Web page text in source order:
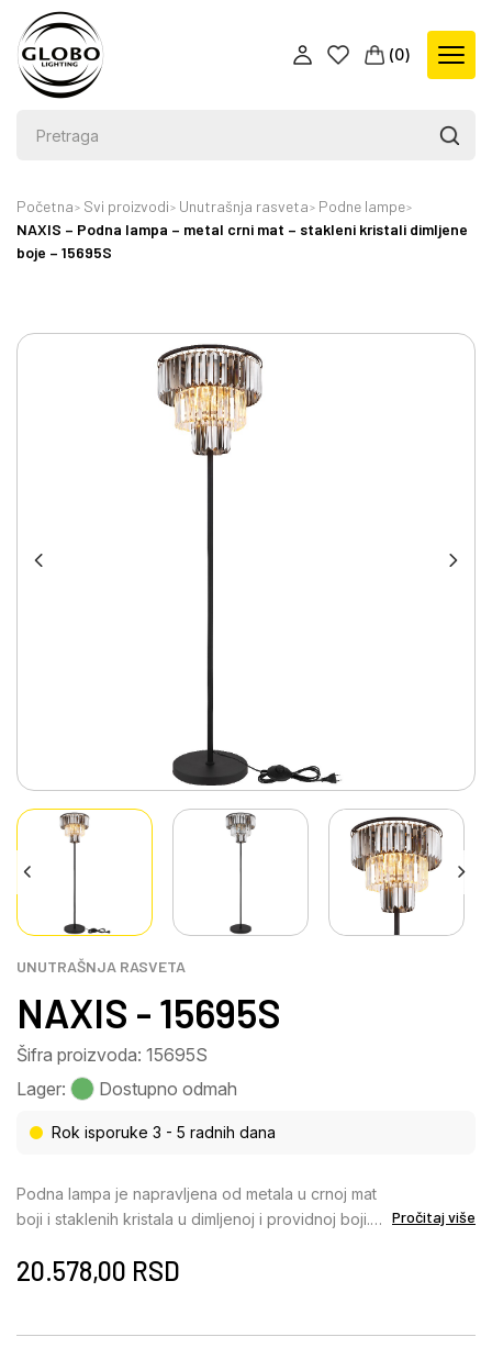
(0)
Početna Svi proizvodi Unutrašnja rasveta
Podne lampe
NAXIS – Podna lampa – metal crni mat – stakleni kristali dimljene
boje – 15695S
UNUTRAŠNJA RASVETA
NAXIS - 15695S
Šifra proizvoda: 15695S
Lager:
Dostupno odmah
Rok isporuke 3 - 5 radnih dana
Podna lampa je napravljena od metala u crnoj mat
boji i staklenih kristala u dimljenoj i providnoj boji.
prekidačem u kablu. Dimenzije su ø: 400mm i V:
Pročitaj više
20.578,00 RSD